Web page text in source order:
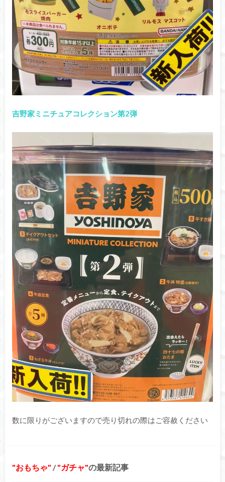
吉野家ミニチュアコレクション第2弾
数に限りがございますので売り切れの際はご容赦ください
おもちゃ / ガチャ の最新記事